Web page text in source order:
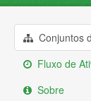
SobreConjuntos
Fluxo de
Sobre